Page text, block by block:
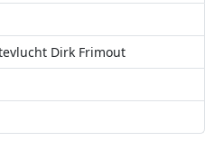
Dirk Frimout
bezoek aan KU Leuven en
Frimout en collega's geven aftrap voor